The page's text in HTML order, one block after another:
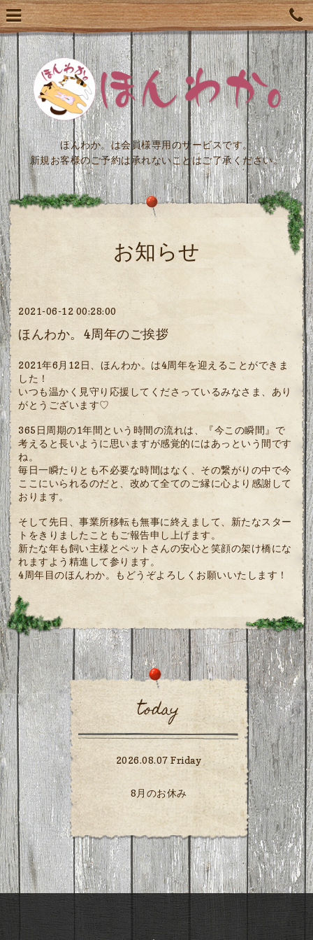
ほんわか。は会員様専用のサービスです。
新規お客様のご予約は承れないことはご了承ください。
お知らせ
2021-06-12 00:28:00
ほんわか。4周年のご挨拶
2021年6月12日、ほんわか。は4周年を迎えることができま
した！
いつも温かく見守り応援してくださっているみなさま、あり
がとうございます♡
365日周期の1年間という時間の流れは、『今この瞬間』で
考えると長いように思いますが感覚的にはあっという間です
ね。
毎日一瞬たりとも不必要な時間はなく、その繋がりの中で今
ここにいられるのだと、改めて全てのご縁に心より感謝して
おります。
そして先日、事業所移転も無事に終えまして、新たなスター
トをきりましたこともご報告申し上げます。
新たな年も飼い主様とペットさんの安心と笑顔の架け橋にな
れますよう精進して参ります。
4周年目のほんわか。もどうぞよろしくお願いいたします！
today
2026.08.07 Friday
8月のお休み